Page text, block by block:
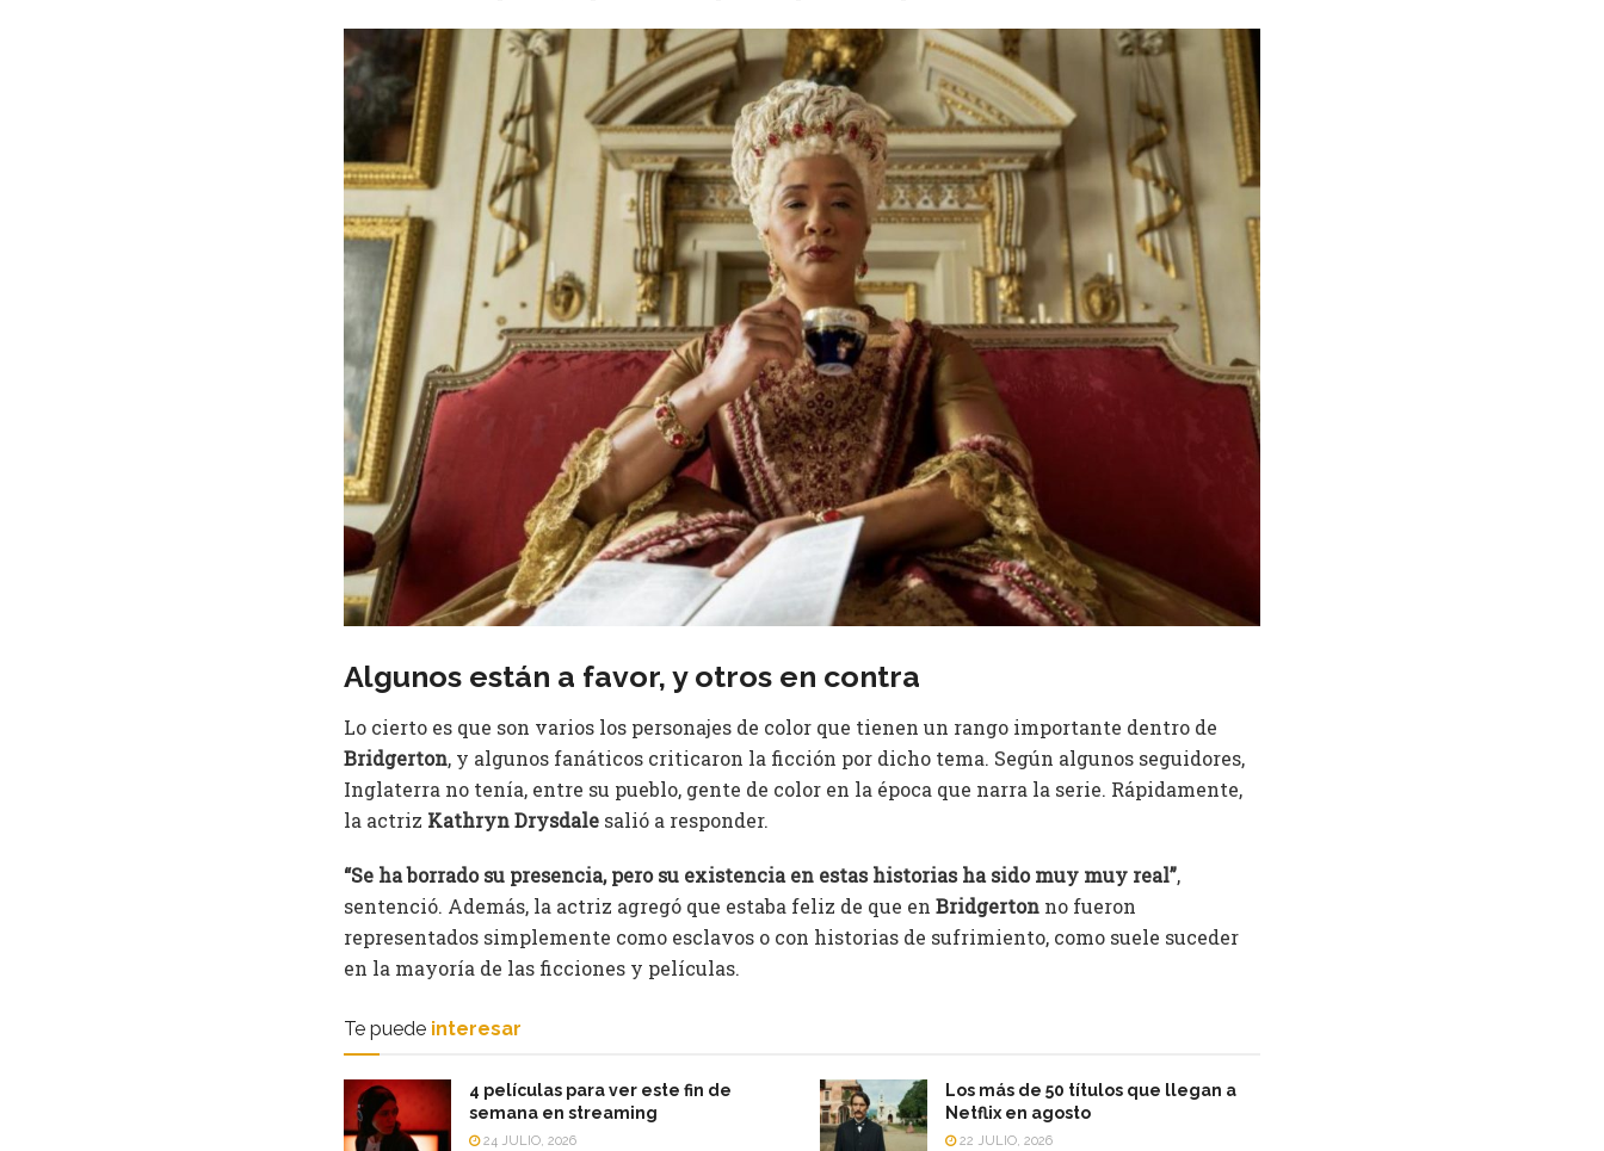
Algunos están a favor, y otros en contra
Lo cierto es que son varios los personajes de color que tienen un rango importante dentro de
Bridgerton, y algunos fanáticos criticaron la ficción por dicho tema. Según algunos seguidores,
Inglaterra no tenía, entre su pueblo, gente de color en la época que narra la serie. Rápidamente,
la actriz Kathryn Drysdale salió a responder.
“Se ha borrado su presencia, pero su existencia en estas historias ha sido muy muy real”,
sentenció. Además, la actriz agregó que estaba feliz de que en Bridgerton no fueron
representados simplemente como esclavos o con historias de sufrimiento, como suele suceder
en la mayoría de las ficciones y películas.
Te puede interesar
4 películas para ver este fin de
semana en streaming
24 JULIO, 2026
Los más de 50 títulos que llegan a
Netflix en agosto
22 JULIO, 2026